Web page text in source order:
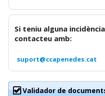
Si teniu alguna
contacteu amb:
suport@ccapenedes.cat
Validador de